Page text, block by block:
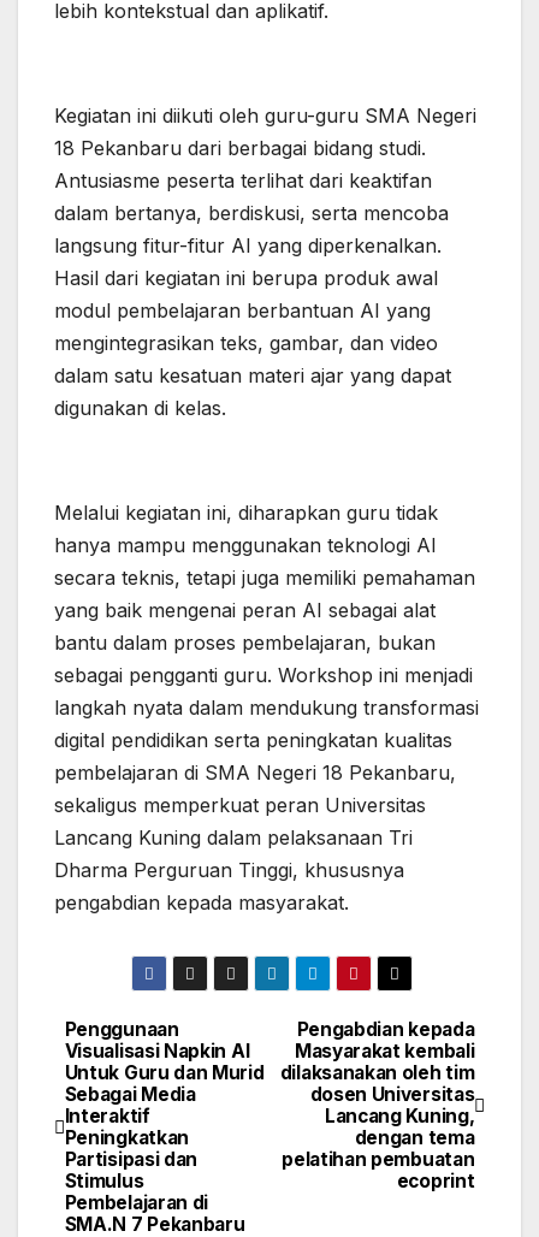
lebih kontekstual dan aplikatif.
Kegiatan ini diikuti oleh guru-guru SMA Negeri
18 Pekanbaru dari berbagai bidang studi.
Antusiasme peserta terlihat dari keaktifan
dalam bertanya, berdiskusi, serta mencoba
langsung fitur-fitur AI yang diperkenalkan.
Hasil dari kegiatan ini berupa produk awal
modul pembelajaran berbantuan AI yang
mengintegrasikan teks, gambar, dan video
dalam satu kesatuan materi ajar yang dapat
digunakan di kelas.
Melalui kegiatan ini, diharapkan guru tidak
hanya mampu menggunakan teknologi AI
secara teknis, tetapi juga memiliki pemahaman
yang baik mengenai peran AI sebagai alat
bantu dalam proses pembelajaran, bukan
sebagai pengganti guru. Workshop ini menjadi
langkah nyata dalam mendukung transformasi
digital pendidikan serta peningkatan kualitas
pembelajaran di SMA Negeri 18 Pekanbaru,
sekaligus memperkuat peran Universitas
Lancang Kuning dalam pelaksanaan Tri
Dharma Perguruan Tinggi, khususnya
pengabdian kepada masyarakat.
Post
navigation
Pengabdian kepada
Masyarakat kembali
dilaksanakan oleh tim
dosen Universitas
Lancang Kuning,
dengan tema
pelatihan pembuatan
ecoprint
Penggunaan
Visualisasi Napkin AI
Untuk Guru dan Murid
Sebagai Media
Interaktif
Peningkatkan
Partisipasi dan
Stimulus
Pembelajaran di
SMA.N 7 Pekanbaru